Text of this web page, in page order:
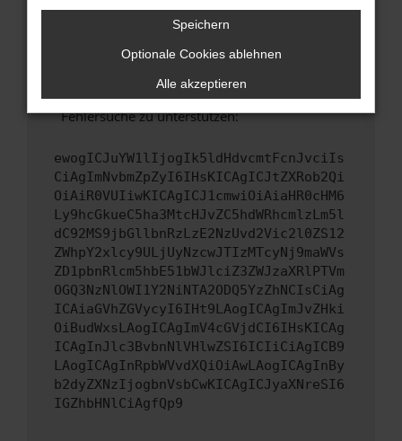
Wende dich an den Webseitenbetreiber.
Wenn du alle oben genannten Schritte versucht
hast, kontaktiere uns bitte. Wir werden
versuchen, das Problem zu beheben. Du kannst
uns diesen Text schicken, um uns bei der
Fehlersuche zu unterstützen:
ewogICJuYW1lIjogIk5ldHdvcmtFcnJvciIs
CiAgImNvbmZpZyI6IHsKICAgICJtZXRob2Qi
OiAiR0VUIiwKICAgICJ1cmwiOiAiaHR0cHM6
Ly9hcGkueC5ha3MtcHJvZC5hdWRhcmlzLm5l
dC92MS9jbGllbnRzLzE2NzUvd2Vic2l0ZS12
ZWhpY2xlcy9ULjUyNzcwJTIzMTcyNj9maWVs
ZD1pbnRlcm5hbE51bWJlciZ3ZWJzaXRlPTVm
OGQ3NzNlOWI1Y2NiNTA2ODQ5YzZhNCIsCiAg
ICAiaGVhZGVycyI6IHt9LAogICAgImJvZHki
OiBudWxsLAogICAgImV4cGVjdCI6IHsKICAg
ICAgInJlc3BvbnNlVHlwZSI6ICIiCiAgICB9
LAogICAgInRpbWVvdXQiOiAwLAogICAgInBy
b2dyZXNzIjogbnVsbCwKICAgICJyaXNreSI6
IGZhbHNlCiAgfQp9
Speichern
Optionale Cookies ablehnen
Alle akzeptieren